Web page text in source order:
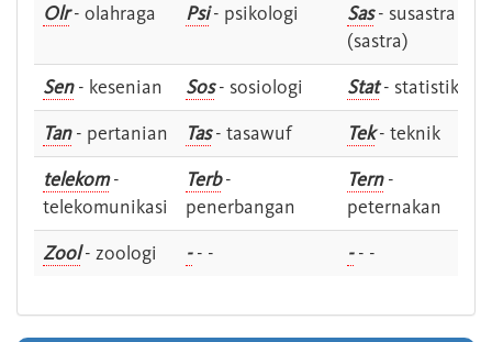
Olr- olahraga Psi- psikologi Sas- susastra -
(sastra)
Sen- kesenian Sos- sosiologi Stat- statistik
Tan- pertanian Tas- tasawuf Tek- teknik
telekom-
telekomunikasi
Terb-
penerbangan
Tern-
peternakan
Zool- zoologi -- - -- -